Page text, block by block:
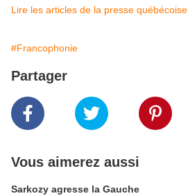
Lire les articles de la presse québécoise
#Francophonie
Partager
Vous aimerez aussi
Sarkozy agresse la Gauche